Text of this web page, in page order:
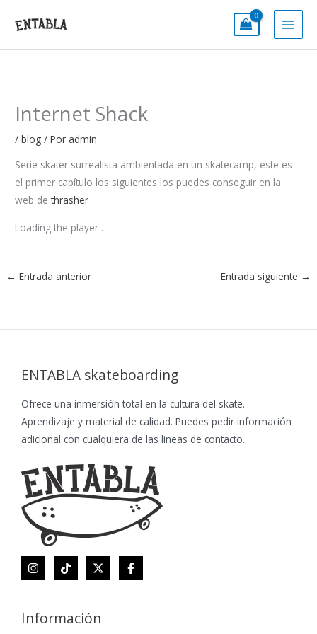
Internet Shack
/blog / Por admin
Serie skater surrealista ambientada en un skatecamp, este es
el primer capítulo los siguientes los puedes conseguir en la
web dethrasher
Loading the player …
← Entrada anterior Entrada siguiente →
ENTABLA skateboarding
Ofrece una inmersión total en la cultura del skate.
Aprendizaje y material de calidad. Puedes pedir información
adicional con cualquiera de las lineas de contacto.
Información